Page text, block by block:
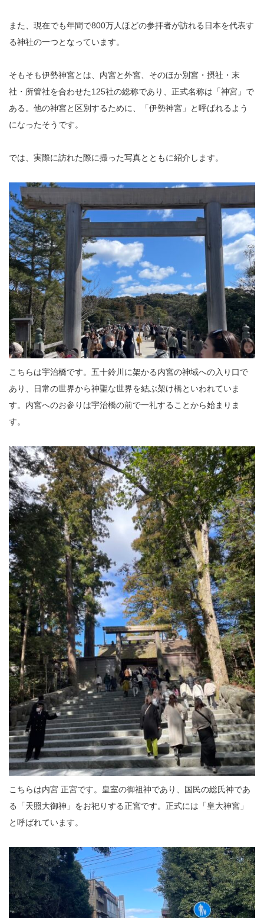
また、現在でも年間で800万人ほどの参拝者が訪れる日本を代表す
る神社の一つとなっています。
そもそも伊勢神宮とは、内宮と外宮、そのほか別宮・摂社・末
社・所管社を合わせた125社の総称であり、正式名称は「神宮」で
ある。他の神宮と区別するために、「伊勢神宮」と呼ばれるよう
になったそうです。
では、実際に訪れた際に撮った写真とともに紹介します。
こちらは宇治橋です。五十鈴川に架かる内宮の神域への入り口で
あり、日常の世界から神聖な世界を結ぶ架け橋といわれていま
す。内宮へのお参りは宇治橋の前で一礼することから始まりま
す。
こちらは内宮 正宮です。皇室の御祖神であり、国民の総氏神であ
る「天照大御神」をお祀りする正宮です。正式には「皇大神宮」
と呼ばれています。